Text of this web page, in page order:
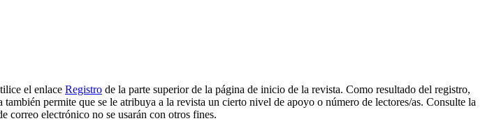
el enlace Registro de la parte superior de la página de inicio de la revista. Como resultado del registro,
permite que se le atribuya a la revista un cierto nivel de apoyo o número de lectores/as. Consulte la
correo electrónico no se usarán con otros fines.